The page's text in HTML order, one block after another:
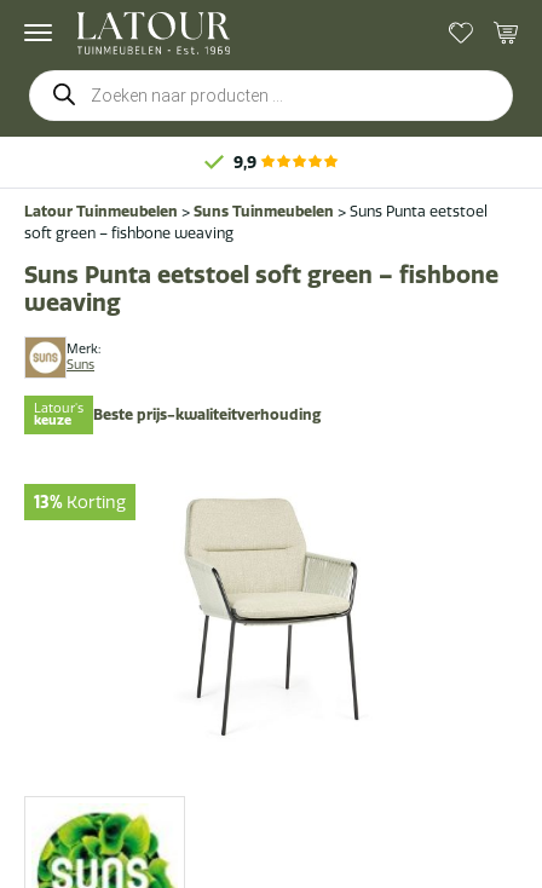
Producten
zoeken
9,9
Latour Tuinmeubelen > Suns Tuinmeubelen > Suns Punta eetstoel
soft green – fishbone weaving
Merk:
Suns
Suns Punta eetstoel soft green – fishbone
weaving
Latour's
keuze Beste prijs-kwaliteitverhouding
13% Korting